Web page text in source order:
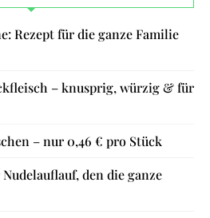
Rezept für die ganze Familie
– knusprig, würzig & für
– nur 0,46 € pro Stück
den die ganze